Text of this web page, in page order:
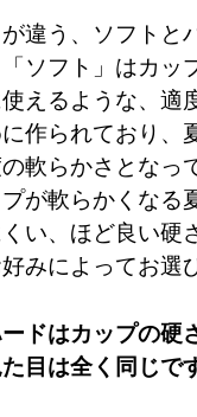
違う、ソフトと
ソフト」はカッ
えるような、適
作られており、
軟らかさとなっ
が軟らかくなる
い、ほど良い硬
みによってお選
ドはカップの硬
目は全く同じで